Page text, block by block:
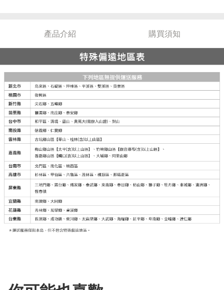
產品介紹 購買須知